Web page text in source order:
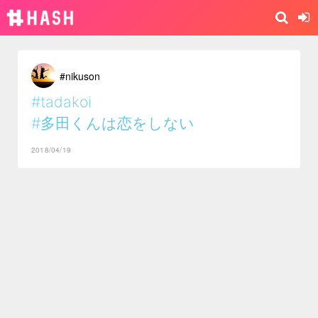
#nikuson
#tadakoi
#多田くんは恋をしない
2018/04/19